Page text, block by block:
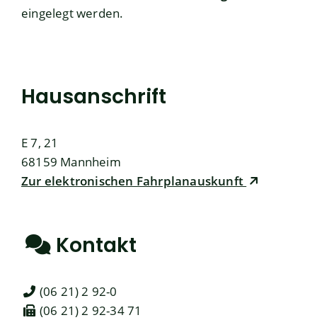
eingelegt werden.
Hausanschrift
E 7, 21
68159 Mannheim
Zur elektronischen Fahrplanauskunft
Kontakt
(06 21) 2 92-0
(06 21) 2 92-3471